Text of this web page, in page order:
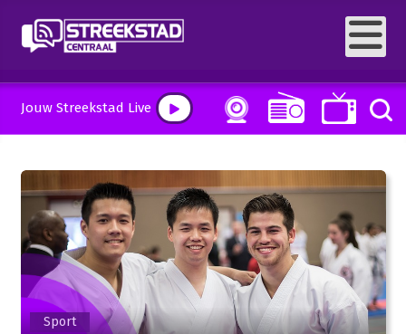
Jouw Streekstad Live
Sport